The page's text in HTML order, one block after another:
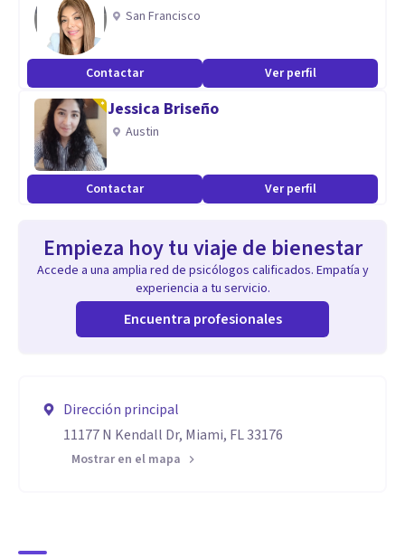
San Francisco
Contactar Ver perfil
Jessica Briseño
Austin
Contactar Ver perfil
Empieza hoy tu viaje de bienestar
Accede a una amplia red de psicólogos calificados. Empatía y
experiencia a tu servicio.
Encuentra profesionales
Dirección principal
11177 N Kendall Dr, Miami, FL 33176
Mostrar en el mapa